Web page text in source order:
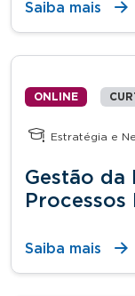
Saiba mais
ONLINE
Estratégia e
Gestão da
Saiba mais